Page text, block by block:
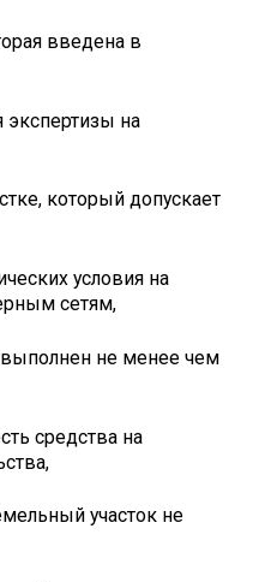
введена в
экспертизы на
который допускает
условия на
сетям,
не менее чем
средства на
участок не